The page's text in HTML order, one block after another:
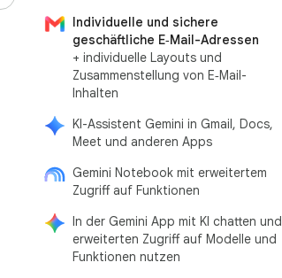
Individuelle und sichere
geschäftliche E‑Mail-Adressen
+ individuelle Layouts und
Zusammenstellung von E‑Mail-
Inhalten
KI-Assistent Gemini in Gmail, Docs,
Meet und anderen Apps
Gemini Notebook mit erweitertem
Zugriff auf Funktionen
In der Gemini App mit KI chatten und
erweiterten Zugriff auf Modelle und
Funktionen nutzen